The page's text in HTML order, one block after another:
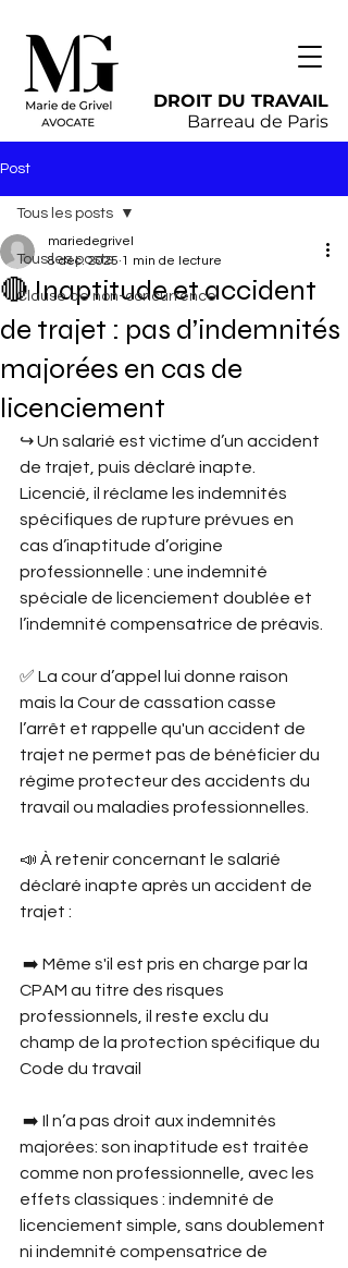
DROIT DU TRAVAIL
Barreau de Paris
Post
Tous les posts
Clause de non-concurrence
Tous les posts
🔴 Inaptitude et accident
de trajet : pas d’indemnités
majorées en cas de
licenciement
mariedegrivel
8 déc. 2025 1 min de lecture
↪︎ Un salarié est victime d’un accident
de trajet, puis déclaré inapte.
Licencié, il réclame les indemnités
spécifiques de rupture prévues en
cas d’inaptitude d’origine
professionnelle : une indemnité
spéciale de licenciement doublée et
l’indemnité compensatrice de préavis.
✅ La cour d’appel lui donne raison
mais la Cour de cassation casse
l’arrêt et rappelle qu'un accident de
trajet ne permet pas de bénéficier du
régime protecteur des accidents du
travail ou maladies professionnelles.
📣 À retenir concernant le salarié
déclaré inapte après un accident de
trajet :
➡️ Même s'il est pris en charge par la
CPAM au titre des risques
professionnels, il reste exclu du
champ de la protection spécifique du
Code du travail
➡️ Il n’a pas droit aux indemnités
majorées: son inaptitude est traitée
comme non professionnelle, avec les
effets classiques : indemnité de
licenciement simple, sans doublement
ni indemnité compensatrice de